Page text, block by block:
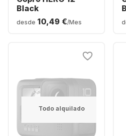
Black
desde 10,49 €/Mes
Todo alquilado